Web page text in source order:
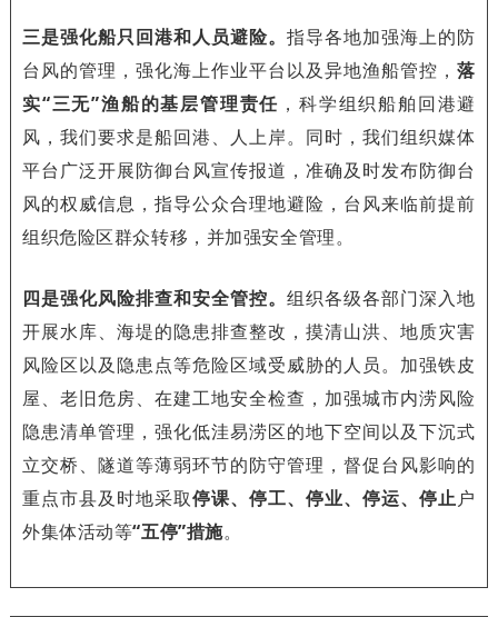
三是强化船只回港和人员避险。指导各地加强海上的防
台风的管理，强化海上作业平台以及异地渔船管控，落
实“三无”渔船的基层管理责任 ，科学组织船舶回港避
风，我们要求是船回港、人上岸。同时，我们组织媒体
平台广泛开展防御台风宣传报道，准确及时发布防御台
风的权威信息，指导公众合理地避险，台风来临前提前
组织危险区群众转移，并加强安全管理。
四是强化风险排查和安全管控。组织各级各部门深入地
开展水库、海堤的隐患排查整改，摸清山洪、地质灾害
风险区以及隐患点等危险区域受威胁的人员。加强铁皮
屋、老旧危房、在建工地安全检查，加强城市内涝风险
隐患清单管理，强化低洼易涝区的地下空间以及下沉式
立交桥、隧道等薄弱环节的防守管理，督促台风影响的
重点市县及时地采取停课、停工、停业、停运、停止户
外集体活动等“五停”措施。